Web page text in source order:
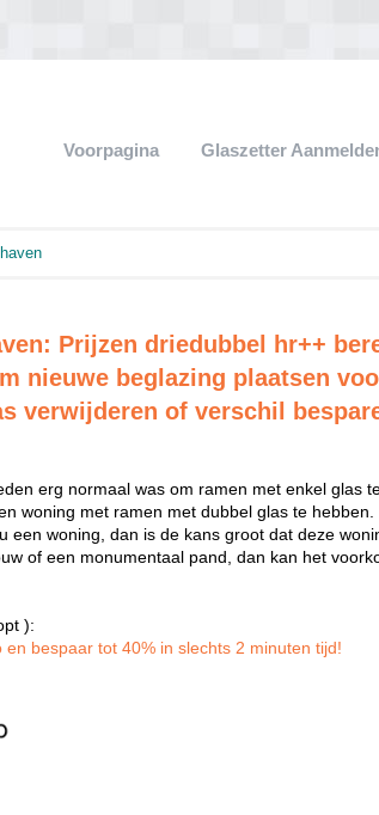
Voorpagina Glaszetter
Prijzen driedubbel hr++
nieuwe beglazing plaatsen
verwijderen of verschil
erg normaal was om ramen met enkel glas
woning met ramen met dubbel glas te
een woning, dan is de kans groot dat deze
of een monumentaal pand, dan kan het
):
bespaar tot 40% in slechts 2 minuten tijd!